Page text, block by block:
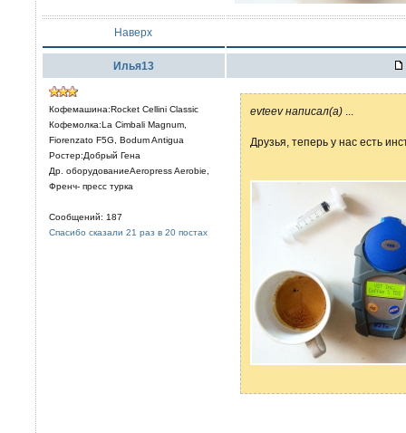
Наверх
Илья13
Кофемашина:Rocket Cellini Classic
Кофемолка:La Cimbali Magnum,
Fiorenzato F5G, Bodum Antigua
Ростер:Добрый Гена
Др. оборудованиеAeropress Aerobie,
Френч- пресс турка
Сообщений: 187
Спасибо сказали 21 раз в 20 постах
evteev написал(а)
Друзья, теперь у нас есть